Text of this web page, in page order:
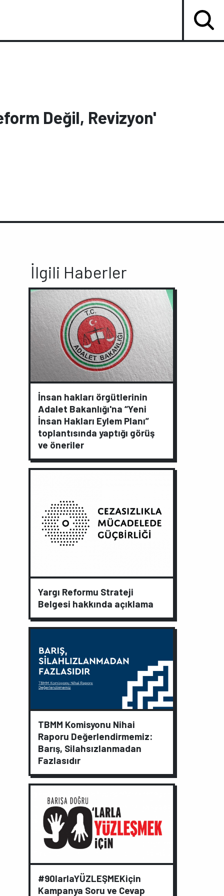
Değil, Revizyon'
İlgili Haberler
İnsan hakları örgütlerinin
Adalet Bakanlığı'na “Yeni
İnsan Hakları Eylem Planı”
toplantısında yaptığı görüş
ve öneriler
Yargı Reformu Strateji
Belgesi hakkında açıklama
TBMM Komisyonu Nihai
Raporu Değerlendirmemiz:
Barış, Silahsızlanmadan
Fazlasıdır
#90larlaYÜZLEŞMEKiçin
Kampanya Soru ve Cevap